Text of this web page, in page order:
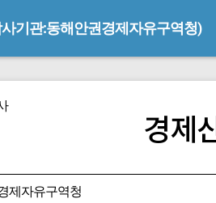
기관:동해안권경제자유구역청)
경제
제자유구역청